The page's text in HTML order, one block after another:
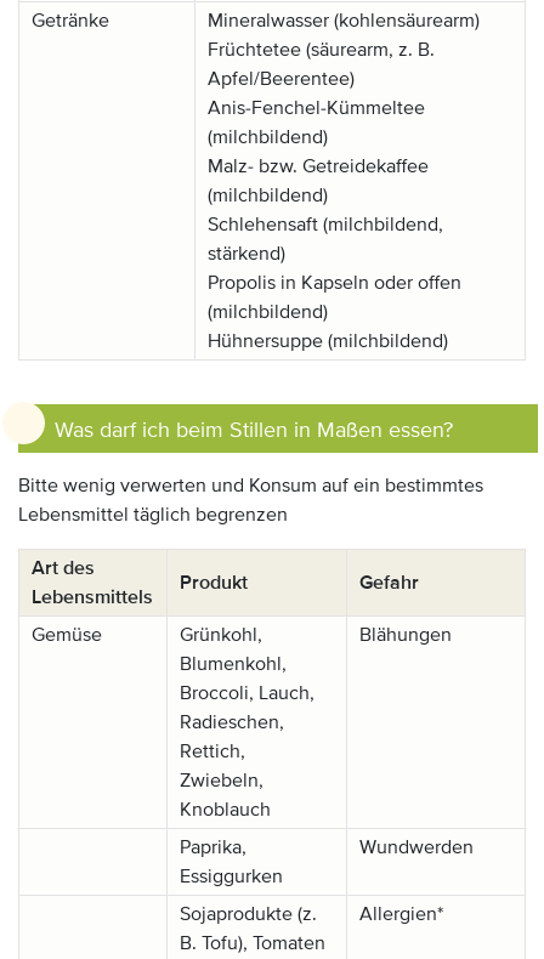
Getränke
Mineralwasser (kohlensäurearm)
Früchtetee (säurearm, z. B.
Apfel/Beerentee)
Anis-Fenchel-Kümmeltee
(milchbildend)
Malz- bzw. Getreidekaffee
(milchbildend)
Schlehensaft (milchbildend,
stärkend)
Propolis in Kapseln oder offen
(milchbildend)
Hühnersuppe (milchbildend)
Was darf ich beim Stillen in Maßen essen?
Bitte wenig verwerten und Konsum auf ein bestimmtes
Lebensmittel täglich begrenzen
Art des
Lebensmittels
Produkt Gefahr
Gemüse
Grünkohl,
Blumenkohl,
Broccoli, Lauch,
Radieschen,
Rettich,
Zwiebeln,
Knoblauch
Blähungen
Paprika,
Essiggurken
Wundwerden
Sojaprodukte (z.
B. Tofu), Tomaten
Allergien*